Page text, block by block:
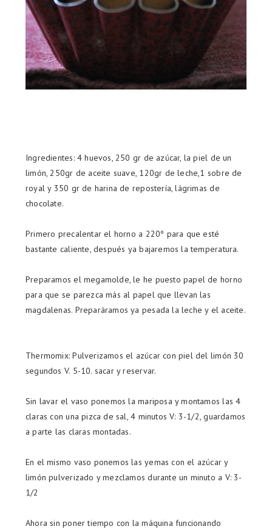
Ingredientes: 4 huevos, 250 gr de azúcar, la piel de un
limón, 250gr de aceite suave, 120gr de leche,1 sobre de
royal y 350 gr de harina de repostería, lágrimas de
chocolate.
Primero precalentar el horno a 220º para que esté
bastante caliente, después ya bajaremos la temperatura.
Preparamos el megamolde, le he puesto papel de horno
para que se parezca más al papel que llevan las
magdalenas. Preparáramos ya pesada la leche y el aceite.
Thermomix: Pulverizamos el azúcar con piel del limón 30
segundos V. 5-10. sacar y reservar.
Sin lavar el vaso ponemos la mariposa y montamos las 4
claras con una pizca de sal, 4 minutos V: 3-1/2, guardamos
a parte las claras montadas.
En el mismo vaso ponemos las yemas con el azúcar y
limón pulverizado y mezclamos durante un minuto a V: 3-
1/2
Ahora sin poner tiempo con la máquina funcionando